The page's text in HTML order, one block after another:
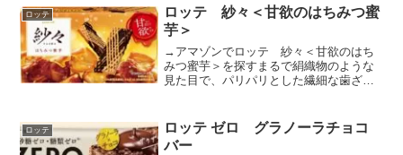
ロッテ
ロッテ 紗々＜甘欲のはちみつ蜜
芋＞
→アマゾンでロッテ 紗々＜甘欲のはち
みつ蜜芋＞を探すまるで絹織物のような
見た目で、パリパリとした繊細な歯ざわ
つ蜜芋の甘さに、ビター・ホワイトの味
わいが合わさり、紗々なら...
ロッテ
ロッテ ゼロ グラノーラチョコ
バー